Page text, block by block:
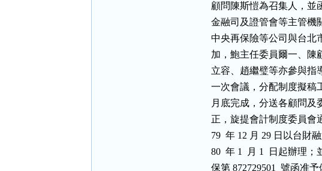
顧問陳斯愷為召集人
金融司及證管會等主
中央再保險等公司與
加，鮑主任委員爾一
立容、趙繼璧等亦參與
一次會議，分配制度
月底完成，分送各顧問
正，旋提會計制度委
79  年 12 月 29 日以台
80  年 1  月 1  日起辦理
保第 872729501  號函